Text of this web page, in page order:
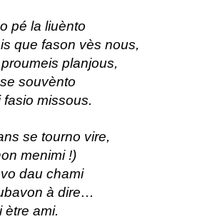
pé la liuènto
que fason vès nous,
planjous,
souvènto
missous.
se tourno vire,
menimi !)
dau chami
à dire…
ètre ami.